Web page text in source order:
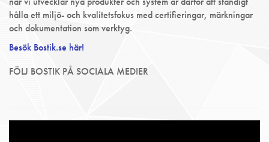
hålla ett miljö- och kvalitetsfokus med certifieringar, märkningar
och dokumentation som verktyg.
Besök Bostik.se här!
FÖLJ BOSTIK PÅ SOCIALA MEDIER